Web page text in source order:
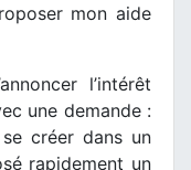
mon aide
l’intérêt
une demande :
créer dans un
rapidement un